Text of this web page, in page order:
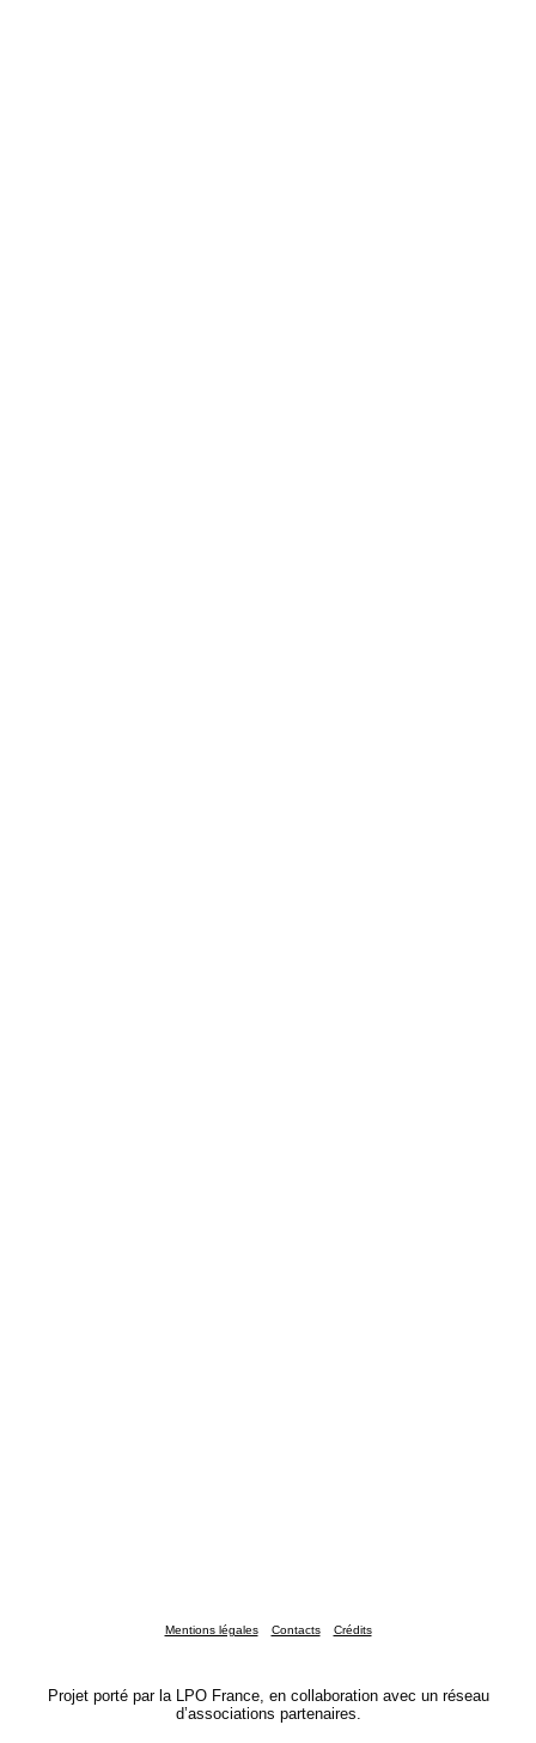
Mentions légales Contacts Crédits
Projet porté par la LPO France, en collaboration avec un réseau
d’associations partenaires.